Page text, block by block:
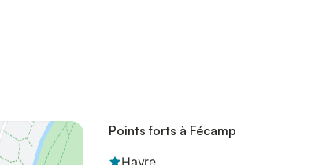
Points forts à Fécamp
Havre